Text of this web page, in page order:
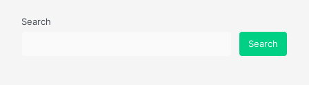
Search
Search